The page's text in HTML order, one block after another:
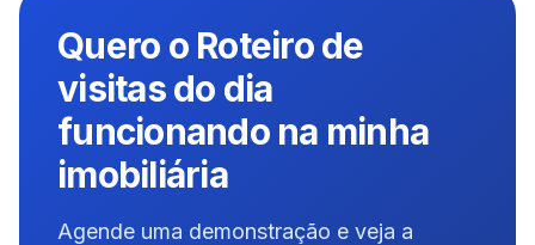
Quero o Roteiro de
visitas do dia
funcionando na minha
imobiliária
Agende uma demonstração e veja a